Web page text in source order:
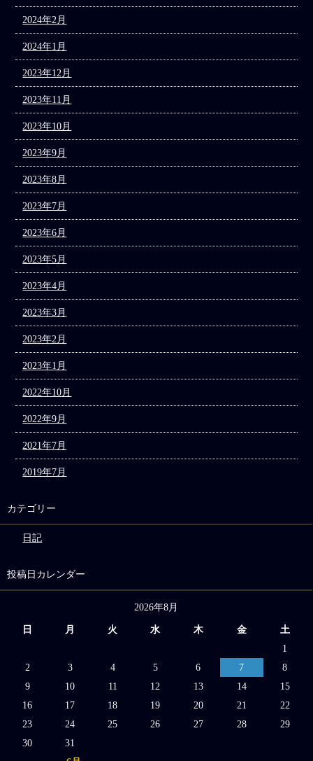
2024年2月
2024年1月
2023年12月
2023年11月
2023年10月
2023年9月
2023年8月
2023年7月
2023年6月
2023年5月
2023年4月
2023年3月
2023年2月
2023年1月
2022年10月
2022年9月
2021年7月
2019年7月
カテゴリー
日記
投稿日カレンダー
2026年8月
日 月 火 水 木 金 土
1
2
3 4 5 6 7
8
9
10 11 12 13 14
15
16
17 18 19 20 21
22
23
24 25 26 27 28
29
30
31